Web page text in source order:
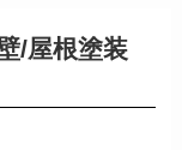
/屋根塗装